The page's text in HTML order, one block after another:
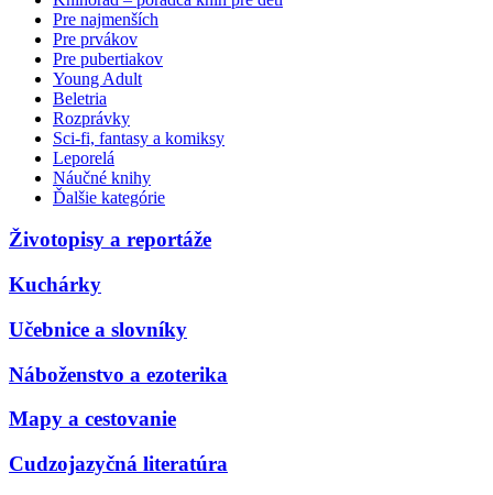
Pre najmenších
Pre prvákov
Pre pubertiakov
Young Adult
Beletria
Rozprávky
Sci-fi, fantasy a komiksy
Leporelá
Náučné knihy
Ďalšie kategórie
Životopisy a reportáže
Kuchárky
Učebnice a slovníky
Náboženstvo a ezoterika
Mapy a cestovanie
Cudzojazyčná literatúra